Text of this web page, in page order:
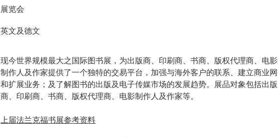
展览会
英文及德文
现今世界规模最大之国际图书展，为出版商、印刷商、书商、版权代理商、电影
制作人及作家提供了一个独特的交易平台，加强与海外客户的联系、建立商业网
和扩展业务；及了解图书的出版及电子传媒市场的发展趋势。展品对象包括出版
商、印刷商、书商、版权代理商、电影制作人及作家等。
上届法兰克福书展参考资料